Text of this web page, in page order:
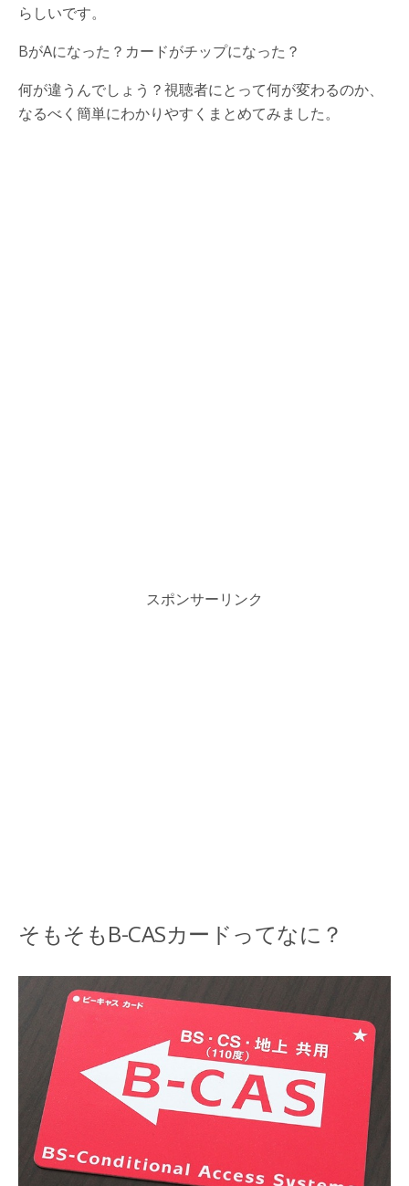
らしいです。
BがAになった？カードがチップになった？
何が違うんでしょう？視聴者にとって何が変わるのか、
なるべく簡単にわかりやすくまとめてみました。
スポンサーリンク
そもそもB-CASカードってなに？